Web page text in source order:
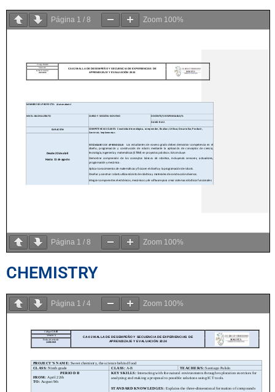
Página 1 / 8 Zoom 100%
Página 1 / 8 Zoom 100%
CHEMISTRY
Página 1 / 4 Zoom 100%